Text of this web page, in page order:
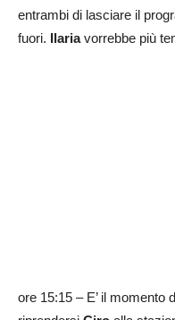
entrambi di lasciare il
fuori. Ilariavorrebbe più
ore 15:15 – E’ il momento